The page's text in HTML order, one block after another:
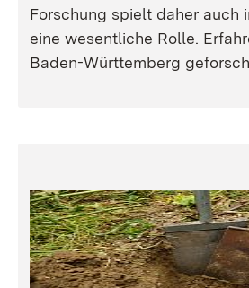
Forschung spielt daher auch
eine wesentliche Rolle.
Baden-Württemberg